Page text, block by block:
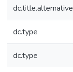
dc.title.alternative
dc.type
dc.type